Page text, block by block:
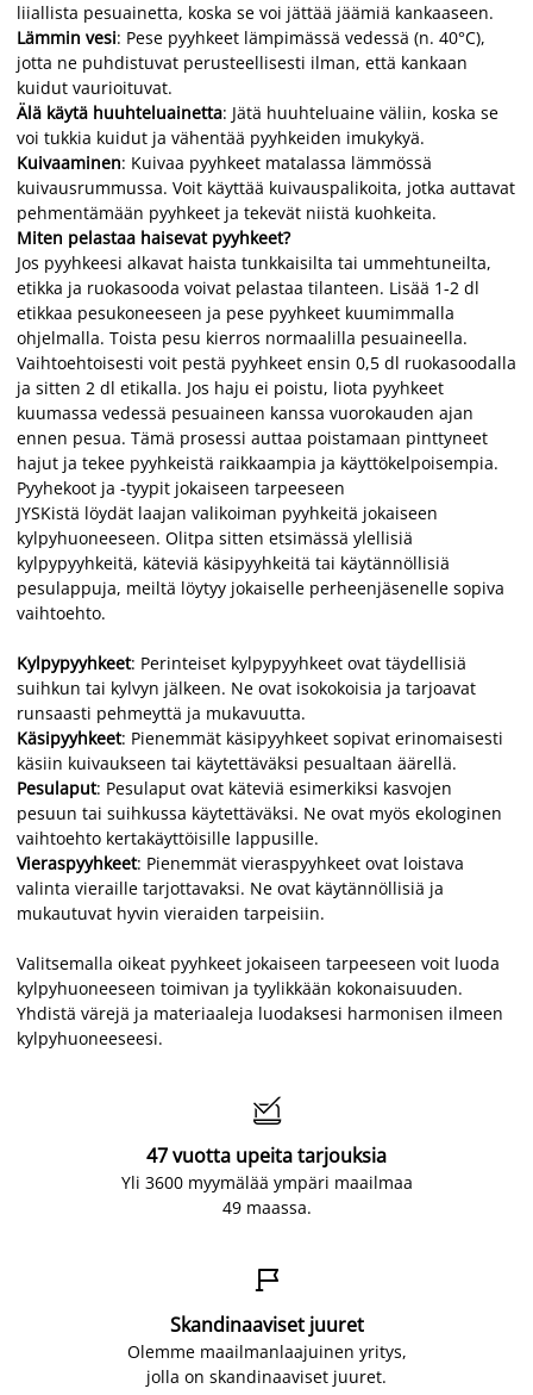
liiallista pesuainetta, koska se voi jättää jäämiä kankaaseen.
Lämmin vesi: Pese pyyhkeet lämpimässä vedessä (n. 40°C),
jotta ne puhdistuvat perusteellisesti ilman, että kankaan
kuidut vaurioituvat.
Älä käytä huuhteluainetta: Jätä huuhteluaine väliin, koska se
voi tukkia kuidut ja vähentää pyyhkeiden imukykyä.
Kuivaaminen: Kuivaa pyyhkeet matalassa lämmössä
kuivausrummussa. Voit käyttää kuivauspalikoita, jotka auttavat
pehmentämään pyyhkeet ja tekevät niistä kuohkeita.
Miten pelastaa haisevat pyyhkeet?
Jos pyyhkeesi alkavat haista tunkkaisilta tai ummehtuneilta,
etikka ja ruokasooda voivat pelastaa tilanteen. Lisää 1-2 dl
etikkaa pesukoneeseen ja pese pyyhkeet kuumimmalla
ohjelmalla. Toista pesu kierros normaalilla pesuaineella.
Vaihtoehtoisesti voit pestä pyyhkeet ensin 0,5 dl ruokasoodalla
ja sitten 2 dl etikalla. Jos haju ei poistu, liota pyyhkeet
kuumassa vedessä pesuaineen kanssa vuorokauden ajan
ennen pesua. Tämä prosessi auttaa poistamaan pinttyneet
hajut ja tekee pyyhkeistä raikkaampia ja käyttökelpoisempia.
Pyyhekoot ja -tyypit jokaiseen tarpeeseen
JYSKistä löydät laajan valikoiman pyyhkeitä jokaiseen
kylpyhuoneeseen. Olitpa sitten etsimässä ylellisiä
kylpypyyhkeitä, käteviä käsipyyhkeitä tai käytännöllisiä
pesulappuja, meiltä löytyy jokaiselle perheenjäsenelle sopiva
vaihtoehto.
Kylpypyyhkeet: Perinteiset kylpypyyhkeet ovat täydellisiä
suihkun tai kylvyn jälkeen. Ne ovat isokokoisia ja tarjoavat
runsaasti pehmeyttä ja mukavuutta.
Käsipyyhkeet: Pienemmät käsipyyhkeet sopivat erinomaisesti
käsiin kuivaukseen tai käytettäväksi pesualtaan äärellä.
Pesulaput: Pesulaput ovat käteviä esimerkiksi kasvojen
pesuun tai suihkussa käytettäväksi. Ne ovat myös ekologinen
vaihtoehto kertakäyttöisille lappusille.
Vieraspyyhkeet: Pienemmät vieraspyyhkeet ovat loistava
valinta vieraille tarjottavaksi. Ne ovat käytännöllisiä ja
mukautuvat hyvin vieraiden tarpeisiin.
Valitsemalla oikeat pyyhkeet jokaiseen tarpeeseen voit luoda
kylpyhuoneeseen toimivan ja tyylikkään kokonaisuuden.
Yhdistä värejä ja materiaaleja luodaksesi harmonisen ilmeen
kylpyhuoneeseesi.

47 vuotta upeita tarjouksia
Yli 3600 myymälää ympäri maailmaa
49 maassa.

Skandinaaviset juuret
Olemme maailmanlaajuinen yritys,
jolla on skandinaaviset juuret.